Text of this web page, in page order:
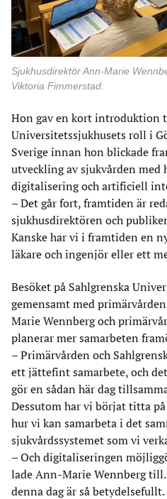
Sjukhusdirektör Ann-Marie
Viktoria Fimmerstad.
Hon gav en kort introduktion
Universitetssjukhusets roll i
Sverige innan hon blickade
utveckling av sjukvården med
digitalisering och artificiell
– Det går fort, framtiden är
sjukhusdirektören och
Kanske har vi i framtiden en
läkare och ingenjör eller ett
Besöket på Sahlgrenska
gemensamt med
Marie Wennberg och
planerar mer samarbeten
– Primärvården och
ett jättefint samarbete, och
gör en sådan här dag
Dessutom har vi börjat titta
hur vi kan samarbeta i det
sjukvårdssystemet som vi
– Och digitaliseringen
lade Ann-Marie Wennberg till.
denna dag är så betydelsefullt.